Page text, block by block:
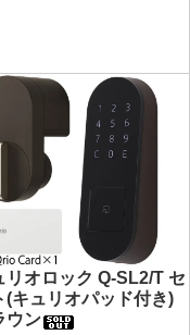
リオロック Q-SL2/T セ
(キュリオパッド付き)
ウン